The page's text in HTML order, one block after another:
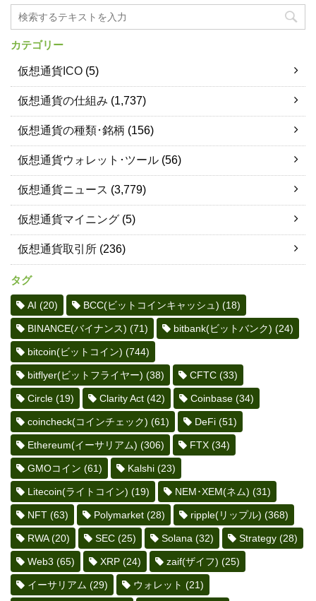
カテゴリー
仮想通貨ICO (5)
仮想通貨の仕組み (1,737)
仮想通貨の種類･銘柄 (156)
仮想通貨ウォレット･ツール (56)
仮想通貨ニュース (3,779)
仮想通貨マイニング (5)
仮想通貨取引所 (236)
タグ
AI (20) BCC(ビットコインキャッシュ) (18)
BINANCE(バイナンス) (71) bitbank(ビットバンク) (24)
bitcoin(ビットコイン) (744)
bitflyer(ビットフライヤー) (38) CFTC (33)
Circle (19) Clarity Act (42) Coinbase (34)
coincheck(コインチェック) (61) DeFi (51)
Ethereum(イーサリアム) (306) FTX (34)
GMOコイン (61) Kalshi (23)
Litecoin(ライトコイン) (19) NEM･XEM(ネム) (31)
NFT (63) Polymarket (28) ripple(リップル) (368)
RWA(20) SEC (25) Solana (32) Strategy (28)
Web3 (65) XRP (24) zaif(ザイフ) (25)
イーサリアム (29) ウォレット (21)